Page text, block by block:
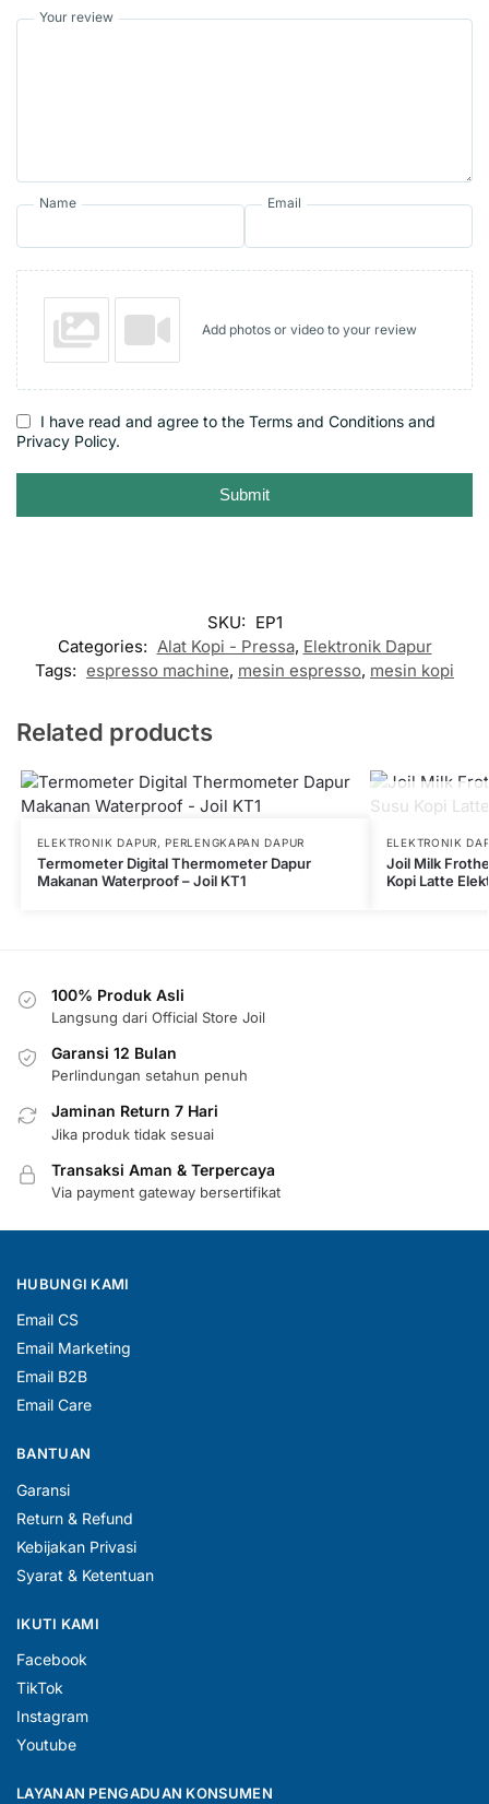
Your review
Name Email
Add photos or video to your review
I have read and agree to the Terms and Conditions and
Privacy Policy.
Submit
SKU: EP1
Categories: Alat Kopi - Pressa, Elektronik Dapur
Tags: espresso machine, mesin espresso, mesin kopi
Related products
ELEKTRONIK DAPUR,PERLENGKAPAN DAPUR
Termometer Digital Thermometer Dapur
Makanan Waterproof – Joil KT1
ELEKTRONIK
Joil Milk
Kopi Latte
100% Produk Asli
Langsung dari Official Store Joil
Garansi 12 Bulan
Perlindungan setahun penuh
Jaminan Return 7 Hari
Jika produk tidak sesuai
Transaksi Aman & Terpercaya
Via payment gateway bersertifikat
HUBUNGI KAMI
Email CS
Email Marketing
Email B2B
Email Care
BANTUAN
Garansi
Return & Refund
Kebijakan Privasi
Syarat & Ketentuan
IKUTI KAMI
Facebook
TikTok
Instagram
Youtube
LAYANAN PENGADUAN KONSUMEN